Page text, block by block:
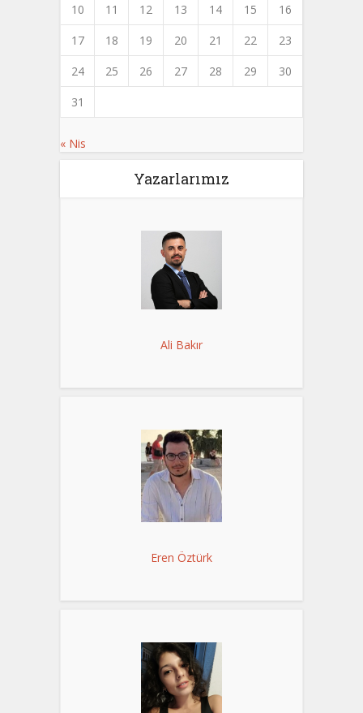
10
11 12 13 14 15
16
17
18 19 20 21 22
23
24
25 26 27 28 29
30
31
« Nis
Yazarlarımız
Ali Bakır
Eren Öztürk